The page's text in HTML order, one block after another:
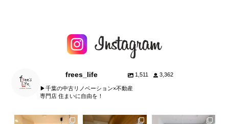
frees_life 1,511 3,362
▶︎千葉の中古リノベーション×不動産
専門店 住まいに自由を！
frees_life frees_life frees_life